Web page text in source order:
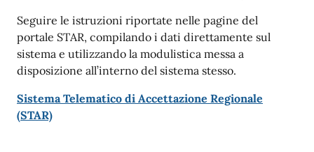
Seguire le istruzioni riportate nelle pagine del
portale STAR, compilando i dati direttamente sul
sistema e utilizzando la modulistica messa a
disposizione all’interno del sistema stesso.
Sistema Telematico di Accettazione Regionale
(STAR)